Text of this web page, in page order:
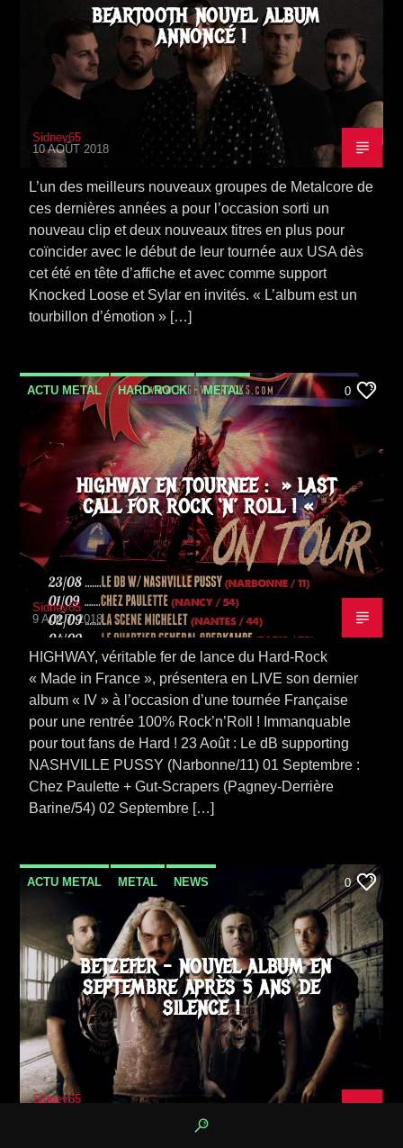
BEARTOOTH NOUVEL ALBUM
ANNONCÉ !
Sidney65
10 AOÛT 2018
L’un des meilleurs nouveaux groupes de Metalcore de
ces dernières années a pour l’occasion sorti un
nouveau clip et deux nouveaux titres en plus pour
coïncider avec le début de leur tournée aux USA dès
cet été en tête d’affiche et avec comme support
Knocked Loose et Sylar en invités. « L’album est un
tourbillon d’émotion » […]
ACTU METAL HARD ROCK METAL
TOURNÉE
0
HIGHWAY EN TOURNEE : » LAST
CALL FOR ROCK ‘N’ ROLL ! «
Sidney65
9 AOÛT 2018
HIGHWAY, véritable fer de lance du Hard-Rock
« Made in France », présentera en LIVE son dernier
album « IV » à l’occasion d’une tournée Française
pour une rentrée 100% Rock’n’Roll ! Immanquable
pour tout fans de Hard ! 23 Août : Le dB supporting
NASHVILLE PUSSY (Narbonne/11) 01 Septembre :
Chez Paulette + Gut-Scrapers (Pagney-Derrière
Barine/54) 02 Septembre […]
ACTU METAL METAL NEWS
SORTIE ALBUM THRASH
0
BETZEFER – NOUVEL ALBUM EN
SEPTEMBRE APRÈS 5 ANS DE
SILENCE !
Sidney65